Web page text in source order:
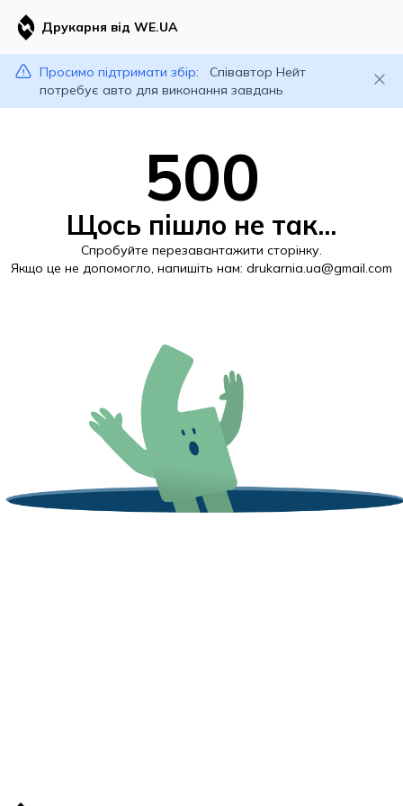
Друкарня від WE.UA
Просимо підтримати збір:
Співавтор Нейт
потребує авто для виконання завдань
500
Щось пішло не так...
Спробуйте перезавантажити сторінку.
Якщо це не допомогло, напишіть нам: drukarnia.ua@gmail.com